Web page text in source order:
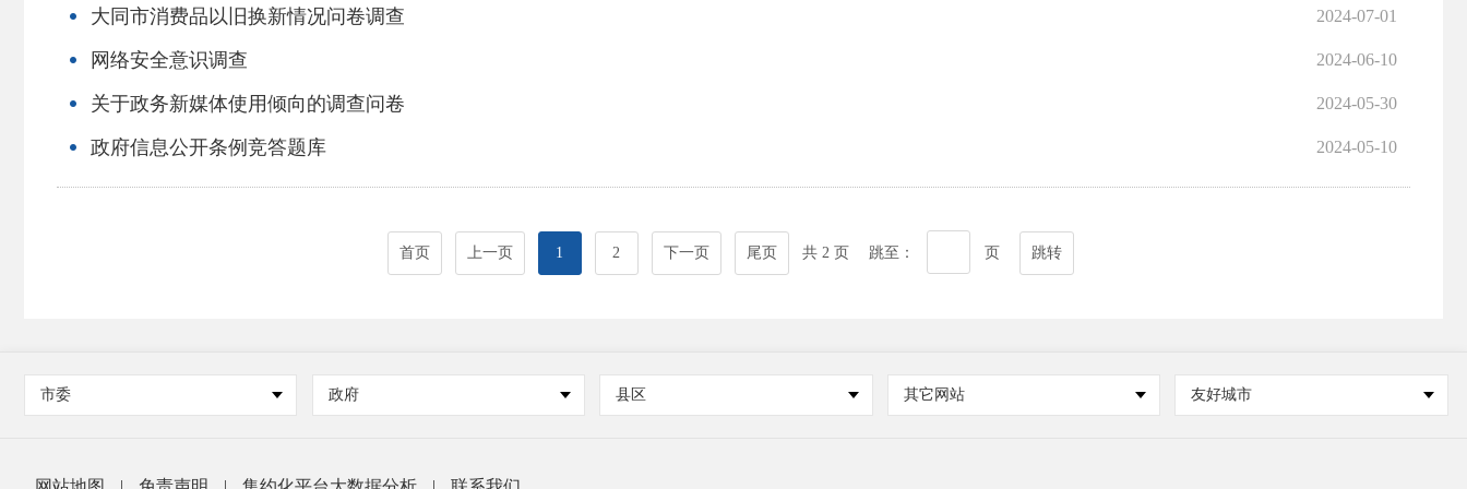
大同市消费品以旧换新情况问卷调查 2024-07-01
网络安全意识调查 2024-06-10
关于政务新媒体使用倾向的调查问卷 2024-05-30
政府信息公开条例竞答题库 2024-05-10
首页 上一页 1 2 下一页 尾页 共 2 页 跳至： 页 跳转
市委 政府 县区 其它网站 友好城市